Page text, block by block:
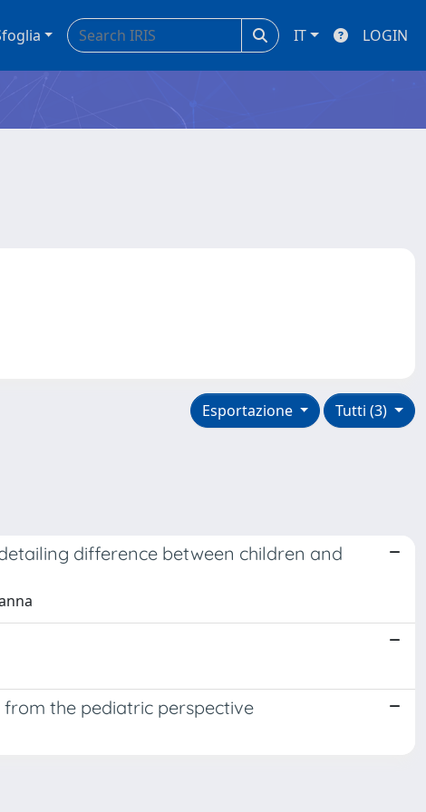
IT LOGIN
Tutti (3)
Esportazione
difference between children and
the pediatric perspective